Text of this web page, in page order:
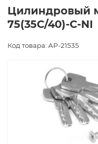
Цилиндровый
75(35C/40)-C-NI
Код товара: AP-21535